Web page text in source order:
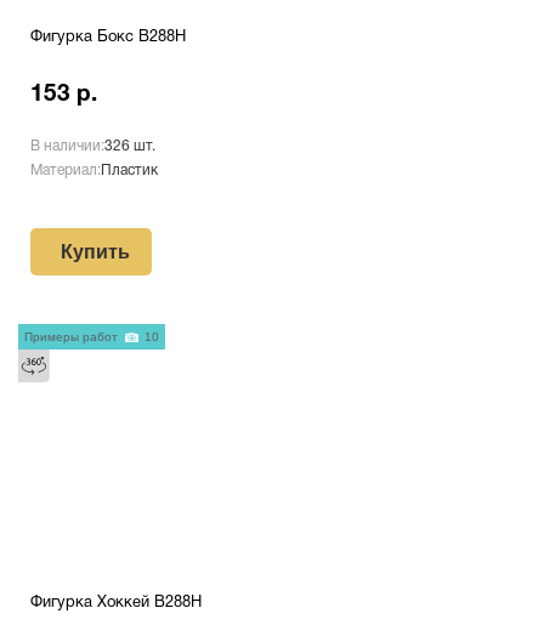
Фигурка Бокс B288H
153 р.
В наличии:326 шт.
Материал: Пластик
Купить
Фигурка Хоккей B288H
Примеры работ 10